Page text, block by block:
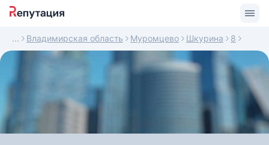
Владимирская область Муромцево Шкурина 8